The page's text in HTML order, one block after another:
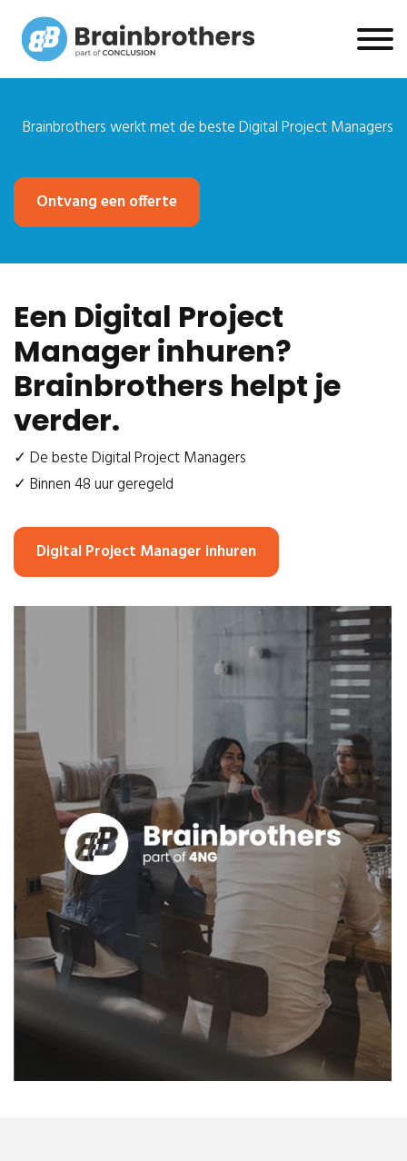
Brainbrothers werkt met de beste Digital Project Managers
Ontvang een offerte
Een Digital Project
Manager inhuren?
Brainbrothers helpt je
verder.
✓ De beste Digital Project Managers
✓ Binnen 48 uur geregeld
Digital Project Manager inhuren